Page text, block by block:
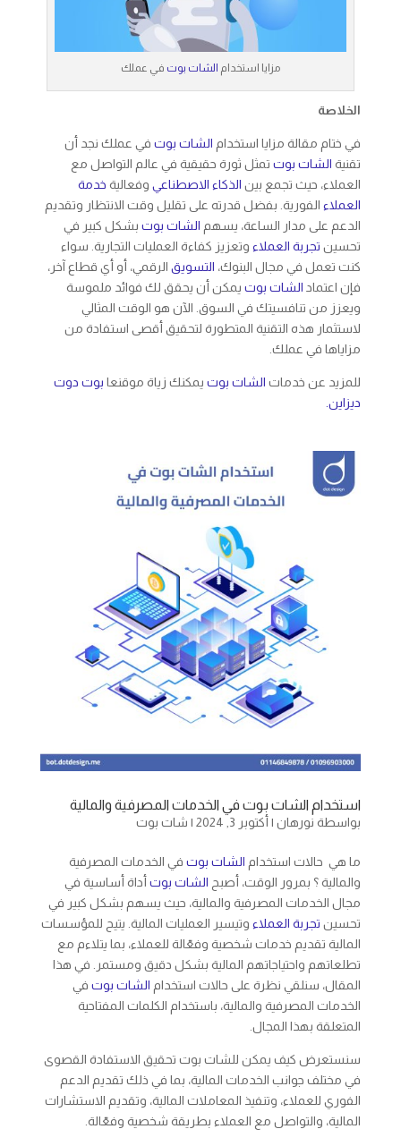
مزايا استخدام الشات بوت في عملك
الخلاصة
في ختام مقالة مزايا استخدام الشات بوتفي عملك نجد أن
تقنية الشات بوتتمثل ثورة حقيقية في عالم التواصل مع
العملاء، حيث تجمع بين الذكاء الاصطناعيوفعالية خدمة
العملاءالفورية. بفضل قدرته على تقليل وقت الانتظار وتقديم
الدعم على مدار الساعة، يسهم الشات بوتبشكل كبير في
تحسين تجربة العملاءوتعزيز كفاءة العمليات التجارية. سواء
كنت تعمل في مجال البنوك، التسويقالرقمي، أو أي قطاع آخر،
فإن اعتماد الشات بوتيمكن أن يحقق لك فوائد ملموسة
ويعزز من تنافسيتك في السوق. الآن هو الوقت المثالي
لاستثمار هذه التقنية المتطورة لتحقيق أقصى استفادة من
مزاياها في عملك.
للمزيد عن خدمات الشات بوتيمكنك زياة موقنعابوت دوت
ديزاين.
استخدام الشات بوت في الخدمات المصرفية والمالية
بواسطة نورهان| أكتوبر 3, 2024 | شات بوت
ما هي حالات استخدام الشات بوتفي الخدمات المصرفية
والمالية ؟ بمرور الوقت، أصبح الشات بوتأداة أساسية في
مجال الخدمات المصرفية والمالية، حيث يسهم بشكل كبير في
تحسين تجربة العملاءوتيسير العمليات المالية. يتيح للمؤسسات
المالية تقديم خدمات شخصية وفعّالة للعملاء، بما يتلاءم مع
تطلعاتهم واحتياجاتهم المالية بشكل دقيق ومستمر. في هذا
المقال، سنلقي نظرة على حالات استخدام الشات بوتفي
الخدمات المصرفية والمالية، باستخدام الكلمات المفتاحية
المتعلقة بهذا المجال.
سنستعرض كيف يمكن للشات بوت تحقيق الاستفادة القصوى
في مختلف جوانب الخدمات المالية، بما في ذلك تقديم الدعم
الفوري للعملاء، وتنفيذ المعاملات المالية، وتقديم الاستشارات
المالية، والتواصل مع العملاء بطريقة شخصية وفعّالة.